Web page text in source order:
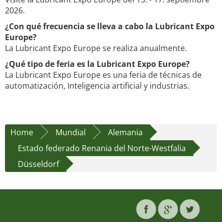
2026.
¿Con qué frecuencia se lleva a cabo la Lubricant Expo
Europe?
La Lubricant Expo Europe se realiza anualmente.
¿Qué tipo de feria es la Lubricant Expo Europe?
La Lubricant Expo Europe es una feria de técnicas de
automatización, Inteligencia artificial y industrias.
Home Mundial
Alemania
Estado federado Renania del Norte-Westfalia
Düsseldorf